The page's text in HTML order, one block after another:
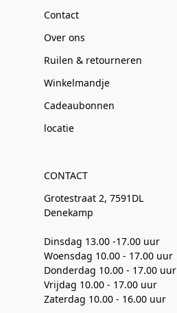
Contact
Over ons
Ruilen & retourneren
Winkelmandje
Cadeaubonnen
locatie
CONTACT
Grotestraat 2, 7591DL
Denekamp
Dinsdag 13.00 -17.00 uur
Woensdag 10.00 - 17.00 uur
Donderdag 10.00 - 17.00 uur
Vrijdag 10.00 - 17.00 uur
Zaterdag 10.00 - 16.00 uur